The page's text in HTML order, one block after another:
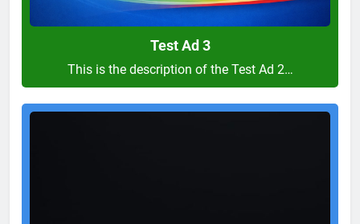
Test Ad 3
This is the description of the Test Ad 2…